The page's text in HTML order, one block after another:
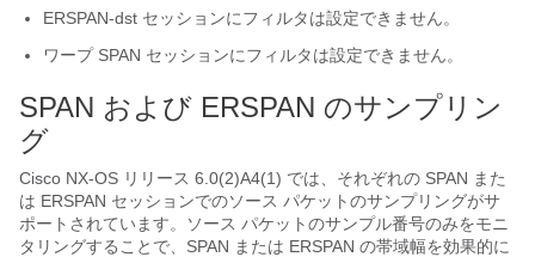
ERSPAN-dst セッションにフィルタは設定できません。
ワープ SPAN セッションにフィルタは設定できません。
SPAN および ERSPAN のサンプリン
グ
Cisco NX-OS リリース 6.0(2)A4(1) では、それぞれの SPAN また
は ERSPAN セッションでのソース パケットのサンプリングがサ
ポートされています。ソース パケットのサンプル番号のみをモニ
タリングすることで、SPAN または ERSPAN の帯域幅を効果的に